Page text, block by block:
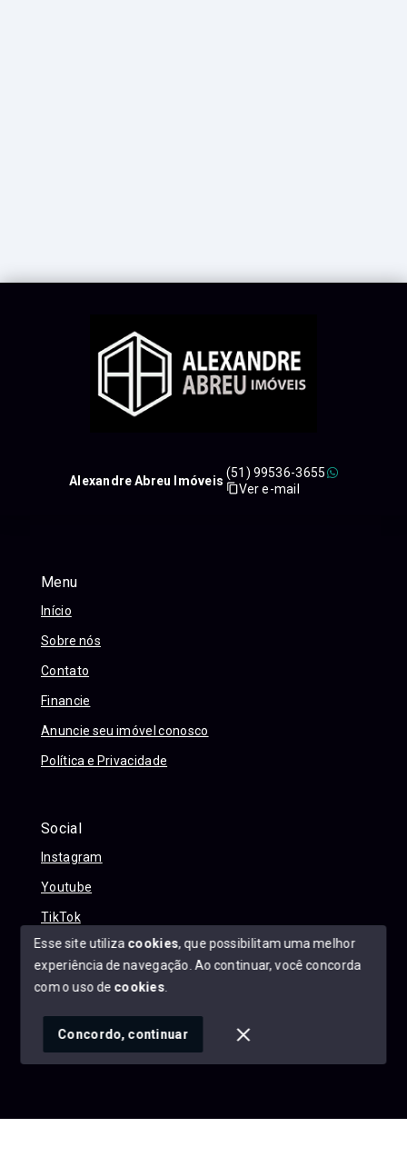
Menu
Início
Sobre nós
Contato
Financie
Anuncie seu imóvel conosco
Política e Privacidade
Social
Instagram
Youtube
TikTok
© Copyright 2026 - Alexandre Abreu Imóveis - Todos os
SITE PARA IMOBILIARIA
Alexandre Abreu Imóveis
(51) 99536-3655
Ver e-mail
Esse site utiliza cookies, que possibilitam uma melhor
experiência de navegação. Ao continuar, você concorda
com o uso de cookies
Concordo, continuar